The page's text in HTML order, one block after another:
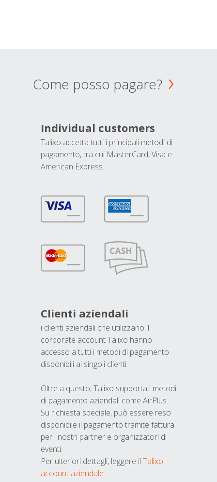
Come posso pagare?
Individual customers
Talixo accetta tutti i principali metodi di
pagamento, tra cui MasterCard, Visa e
American Express.
Clienti aziendali
i clienti aziendali che utilizzano il
corporate account Talixo hanno
accesso a tutti i metodi di pagamento
disponibili ai singoli clienti.
Oltre a questo, Talixo supporta i metodi
di pagamento aziendali come AirPlus.
Su richiesta speciale, può essere reso
disponibile il pagamento tramite fattura
per i nostri partner e organizzatori di
eventi.
Per ulteriori dettagli, leggere il Talixo
account aziendale